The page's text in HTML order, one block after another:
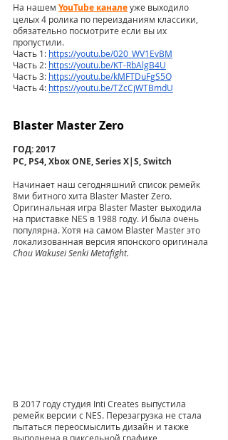
На нашем YouTube канале уже выходило
целых 4 ролика по переизданиям классики,
обязательно посмотрите если вы их
пропустили.
Часть 1: https://youtu.be/020_WV1EvBM
Часть 2: https://youtu.be/KT-RbAlgB4U
Часть 3: https://youtu.be/kMFTDuFgS5Q
Часть 4: https://youtu.be/TZcCjWTBmdU
Blaster Master Zero
ГОД: 2017
PC, PS4, Xbox ONE, Series X|S, Switch
Начинает наш сегодняшний список ремейк
8ми битного хита Blaster Master Zero.
Оригинальная игра Blaster Master выходила
на приставке NES в 1988 году. И была очень
популярна. Хотя на самом Blaster Master это
локализованная версия японского оригинала
Chou Wakusei Senki Metafight.
В 2017 году студия Inti Creates выпустила
ремейк версии с NES. Перезагрузка не стала
пытаться переосмыслить дизайн и также
выполнена в пиксельной графике.